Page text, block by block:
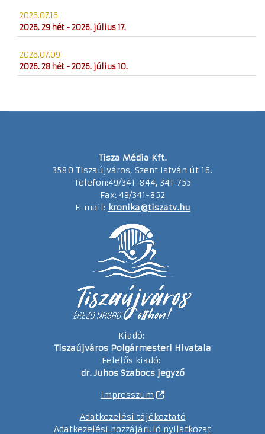
2026.07.16
2026. 29 hét - 2026. július 17.
2026.07.09
2026. 28 hét - 2026. július 10.
Tisza Média Kft.
3580 Tiszaújváros, Szent István út 16.
Telefon:49/341-844, 341-755
Fax: 49/341-852
E-mail: kronika@tiszatv.hu
Kiadó:
Tiszaújváros Polgármesteri Hivatala
Felelős kiadó:
dr. Juhos Szabocs jegyző
Impresszum
Adatkezelési tájékoztató
Adatkezelési hozzájáruló nyilatkozat